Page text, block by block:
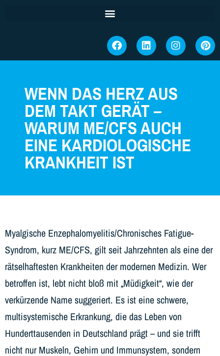
WENN DAS HERZ AUS
DEM TAKT GERÄT –
WARUM ME/CFS AUCH
EINE KARDIOLOGISCHE
KRANKHEIT IST
Myalgische Enzephalomyelitis/Chronisches Fatigue-
Syndrom, kurz ME/CFS, gilt seit Jahrzehnten als eine der
rätselhaftesten Krankheiten der modernen Medizin. Wer
betroffen ist, lebt nicht bloß mit „Müdigkeit“, wie der
verkürzende Name suggeriert. Es ist eine schwere,
multisystemische Erkrankung, die das Leben von
Hunderttausenden in Deutschland prägt – und sie trifft
nicht nur Muskeln, Gehirn und Immunsystem, sondern